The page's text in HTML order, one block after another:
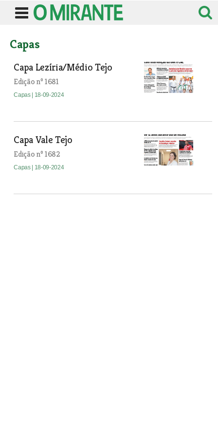
Capas
Capa Lezíria/Médio Tejo
Edição nº 1681
Capas | 18-09-2024
Capa Vale Tejo
Edição nº 1682
Capas | 18-09-2024